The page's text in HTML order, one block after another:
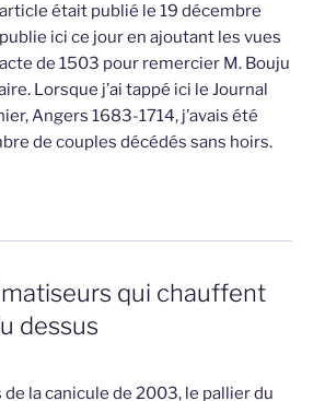
était publié le 19 décembre
ici ce jour en ajoutant les vues
de 1503 pour remercier M. Bouju
Lorsque j’ai tappé ici le Journal
Angers 1683-1714, j’avais été
de couples décédés sans hoirs.
qui chauffent
dessus
la canicule de 2003, le pallier du